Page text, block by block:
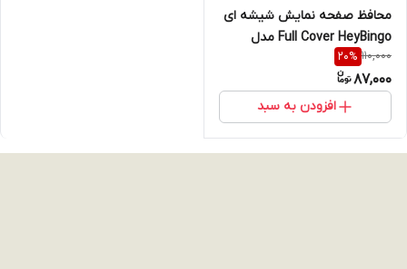
محافظ صفحه نمایش شیشه ای
Full Cover HeyBingo مدل
Samsung Galaxy A20 / A30 /
A30S / A50 / A50S / M10S /
M21 / M21S / M30 / M30S /
M31 / Redmi Note 7 / Note 7
110,000
20%
87,000
افزودن به سبد